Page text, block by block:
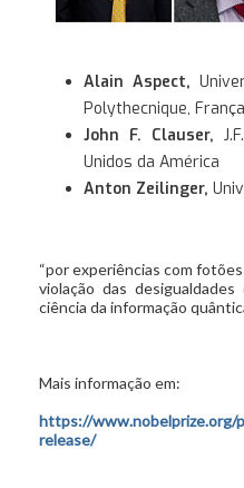
Alain Aspect,
Polythecnique, França
John F. Clauser,
Unidos da América
Anton Zeilinger,
“por experiências com
violação das
ciência da informação
Mais informação em:
https://www.nobelprize.org/
release/